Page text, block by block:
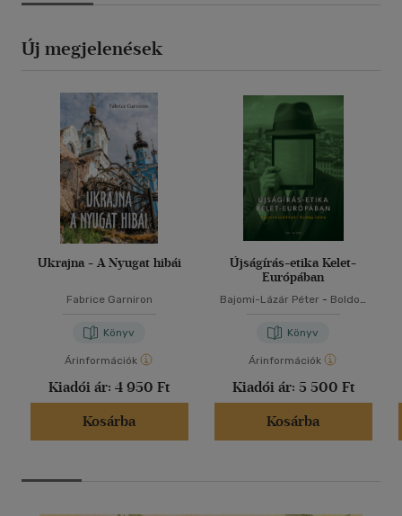
Új megjelenések
Ukrajna - A Nyugat hibái
Fabrice Garniron
Könyv
Árinformációk
Kiadói ár: 4 950 Ft
Kosárba
Újságírás-etika Kelet-
Európában
Bajomi-Lázár Péter - Boldog
Könyv
Árinformációk
Kiadói ár: 5 500 Ft
Kosárba